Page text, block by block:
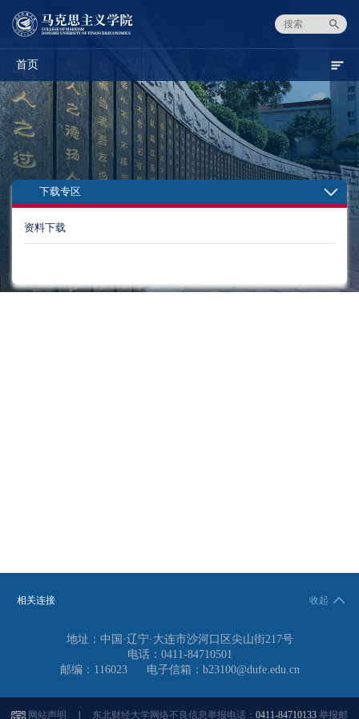
首页
下载专区
资料下载
相关连接 收起
地址：中国·辽宁·大连市沙河口区尖山街217号
电话：0411-84710501
邮编：116023
电子信箱：b23100@dufe.edu.cn
网站声明 东北财经大学网络不良信息举报电话： 0411-84710133 举报邮